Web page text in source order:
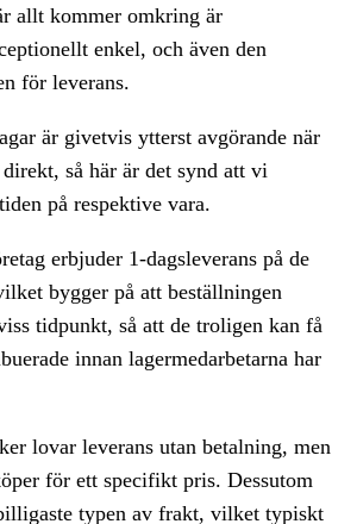
allt kommer omkring är
enkel, och även den
för leverans.
är givetvis ytterst avgörande när
så här är det synd att vi
på respektive vara.
erbjuder 1-dagsleverans på de
bygger på att beställningen
tidpunkt, så att de troligen kan få
innan lagermedarbetarna har
lovar leverans utan betalning, men
för ett specifikt pris. Dessutom
typen av frakt, vilket typiskt